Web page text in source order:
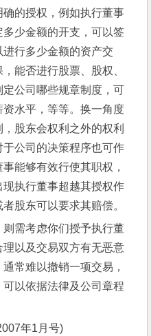
的授权，例如执行董事
少金额的开支，可以签
行多少金额的资产交
能否进行股票、股权、
公司哪些规章制度，可
水平，等等。换一角度
股东会权利之外的权利
公司的决策程序也可作
能够有效行使其职权，
执行董事超越其授权作
股东可以要求其赔偿。
需考虑你们授予执行董
以及交易双方有无恶意
常难以撤销一项交易，
以依据法律及公司章程
年1月号)